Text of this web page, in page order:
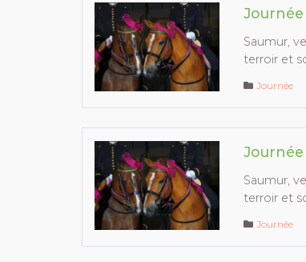
Saumur,
terroir et
Journée
Saumur,
terroir et
Journée